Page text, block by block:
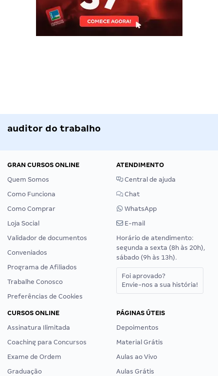
auditor do trabalho
GRAN CURSOS ONLINE
Quem Somos
Como Funciona
Como Comprar
Loja Social
Validador de documentos
Conveniados
Programa de Afiliados
Trabalhe Conosco
Preferências de Cookies
ATENDIMENTO
Central de ajuda
Chat
WhatsApp
E-mail
Horário de atendimento:
segunda a sexta (8h às 20h),
sábado (9h às 13h).
Foi aprovado?
Envie-nos a sua história!
CURSOS ONLINE
Assinatura Ilimitada
Coaching para Concursos
Exame de Ordem
Graduação
PÁGINAS ÚTEIS
Depoimentos
Material Grátis
Aulas ao Vivo
Aulas Grátis